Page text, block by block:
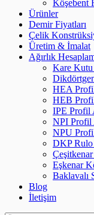
Köşebent
Ürünler
Demir Fiyatları
Çelik
Üretim & İmalat
Ağırlık
Kare Kutu
HEA Profil
HEB Profil
IPE Profil
NPI Profil
NPU Profil
DKP Rulo
Eşkenar
Baklavalı
Blog
İletişim